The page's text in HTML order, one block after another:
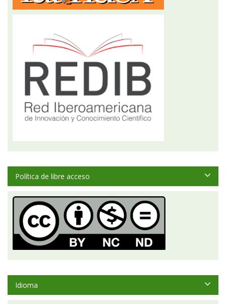
Política de libre acceso
Idioma